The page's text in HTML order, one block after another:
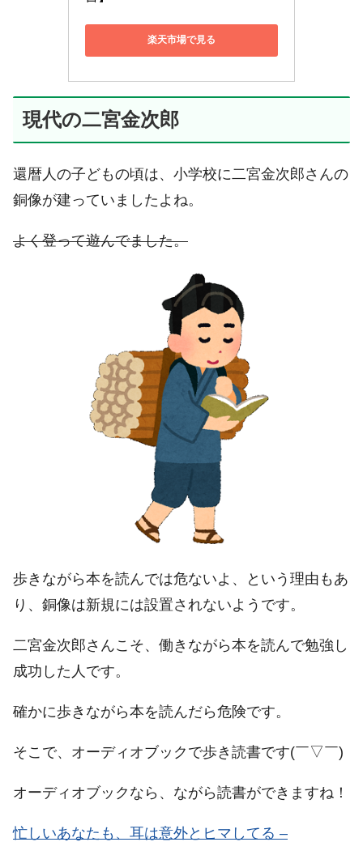
楽天市場で見る
現代の二宮金次郎
還暦人の子どもの頃は、小学校に二宮金次郎さんの
銅像が建っていましたよね。
よく登って遊んでました。
歩きながら本を読んでは危ないよ、という理由もあ
り、銅像は新規には設置されないようです。
二宮金次郎さんこそ、働きながら本を読んで勉強し
成功した人です。
確かに歩きながら本を読んだら危険です。
そこで、オーディオブックで歩き読書です(￣▽￣)
オーディオブックなら、ながら読書ができますね！
忙しいあなたも、耳は意外とヒマしてる –